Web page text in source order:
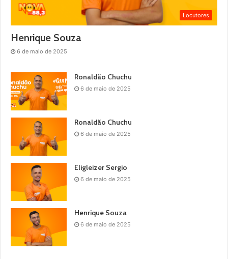
Locutores
Henrique Souza
6 de maio de 2025
Ronaldão Chuchu
6 de maio de 2025
Ronaldão Chuchu
6 de maio de 2025
Eligleizer Sergio
6 de maio de 2025
Henrique Souza
6 de maio de 2025